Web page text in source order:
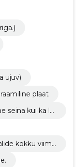
ja ujuv)
plaat
seina kui ka la
kokku viimi